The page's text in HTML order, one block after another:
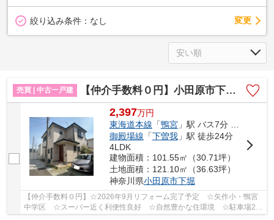
絞り込み条件： なし 変更
売買 | 中古一戸建 【仲介手数料０円】小田原市下堀 中古一戸建て
2,397万円
東海道本線 「鴨宮」駅 バス7分 「下堀入口」 停歩9分
御殿場線 「下曽我」駅 徒歩24分
4LDK
建物面積：101.55㎡（30.71坪）
土地面積：121.10㎡（36.63坪）
神奈川県小田原市下堀
【仲介手数料０円】☆2026年9月リフォーム完了予定 ☆矢作小・鴨宮
中学区 ☆スーパー近く利便性良好 ☆自然豊かな住環境 ☆駐車場2台